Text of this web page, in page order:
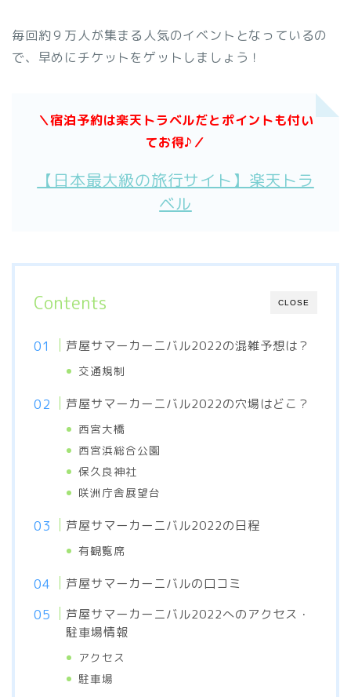
毎回約９万人が集まる人気のイベントとなっているの
で、早めにチケットをゲットしましょう！
＼宿泊予約は楽天トラベルだとポイントも付い
てお得♪／
【日本最大級の旅行サイト】楽天トラ
ベル
CLOSE
Contents
芦屋サマーカーニバル2022の混雑予想は？
交通規制
芦屋サマーカーニバル2022の穴場はどこ？
西宮大橋
西宮浜総合公園
保久良神社
咲洲庁舎展望台
芦屋サマーカーニバル2022の日程
有観覧席
芦屋サマーカーニバルの口コミ
芦屋サマーカーニバル2022へのアクセス・
駐車場情報
アクセス
駐車場